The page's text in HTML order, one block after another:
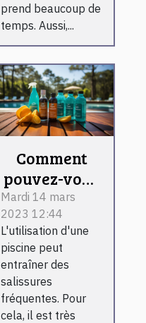
prend beaucoup de
temps. Aussi,...
Comment
pouvez-vous
très bien
choisir un
robot
nettoyeur
pour votre
piscine ?
Mardi 14 mars
2023 12:44
L'utilisation d'une
piscine peut
entraîner des
salissures
fréquentes. Pour
cela, il est très